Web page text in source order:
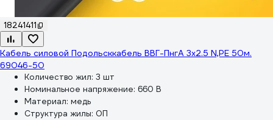
18241411
Кабель силовой Подольсккабель ВВГ-ПнгА 3х2.5 N,PE 50м.
69046-50
Количество жил: 3 шт
Номинальное напряжение: 660 В
Материал: медь
Структура жилы: ОП